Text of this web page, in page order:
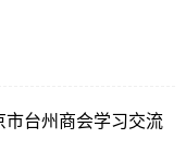
市台州商会学习交流